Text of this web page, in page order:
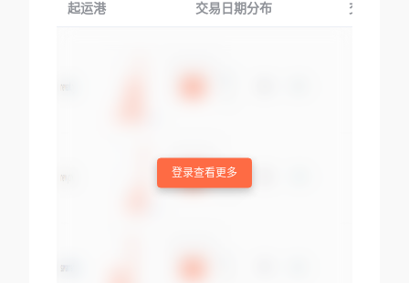
起运港 交易日期分布 交易产品
登录查看更多